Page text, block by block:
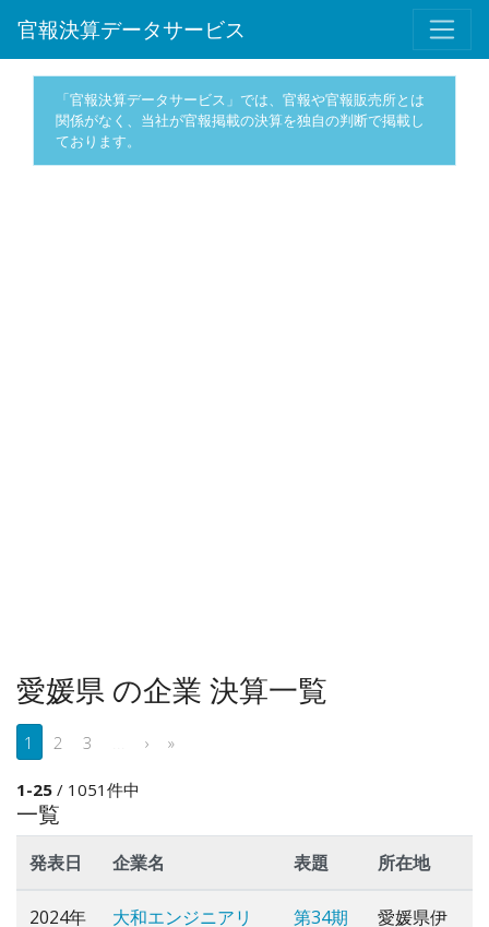
官報決算データサービス
「官報決算データサービス」では、官報や官報販売所とは
関係がなく、当社が官報掲載の決算を独自の判断で掲載し
ております。
愛媛県 の企業 決算一覧
1 2 3 › »
1-25 / 1051件中
一覧
発表日 企業名 表題 所在地
2024年
大和エンジニアリ
第34期
愛媛県伊